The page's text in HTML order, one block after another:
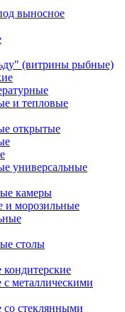
выносное
(витрины рыбные)
и тепловые
открытые
универсальные
камеры
и морозильные
столы
металлическими
стеклянными